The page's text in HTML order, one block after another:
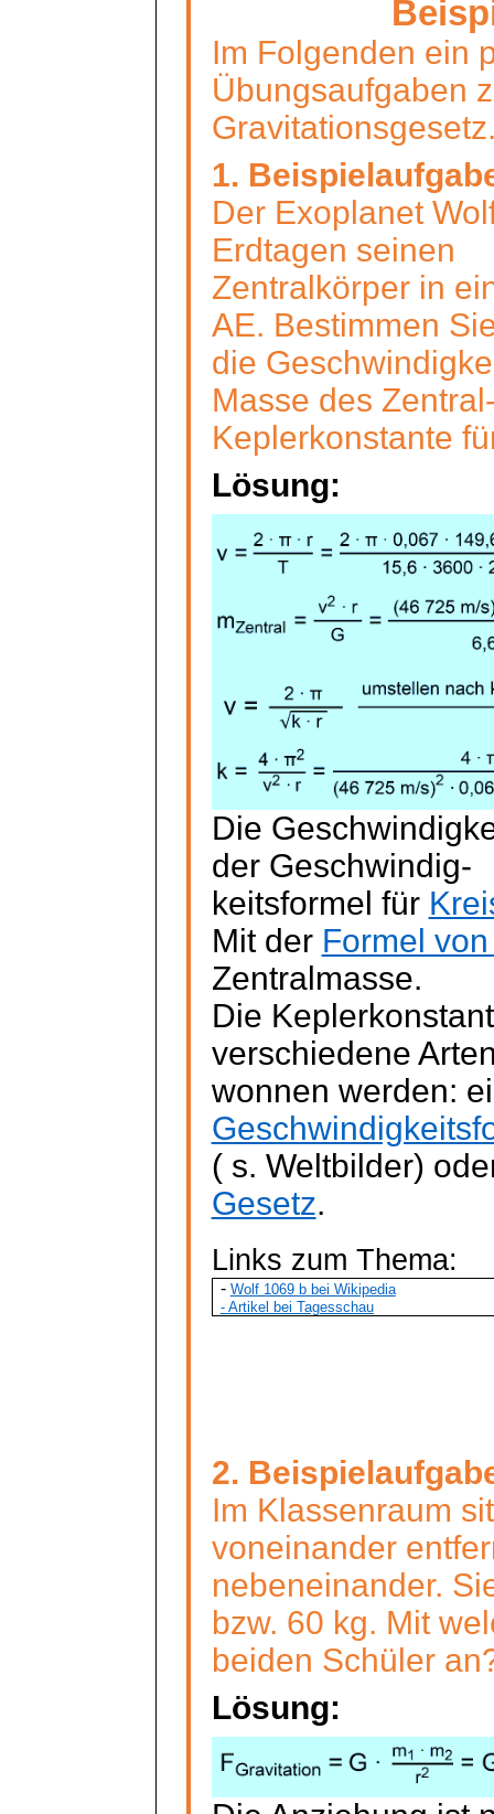
Im Folgenden ein
Übungsaufgaben
1.
Der Exoplanet
Erdtagen seinen
Zentralkörper in
AE. Bestimmen
die
Masse des
Keplerkonstante
Lösung:
Die
der Geschwindig-
keitsformel für
Mit der Formel
Zentralmasse.
Die
verschiedene
wonnen werden:
( s. Weltbilder)
Gesetz.
Links zum Thema:
- Wolf 1069 b bei Wikipedia
- Artikel bei Tagesschau
2.
Im Klassenraum
voneinander
nebeneinander.
bzw. 60 kg. Mit
beiden Schüler
Lösung: